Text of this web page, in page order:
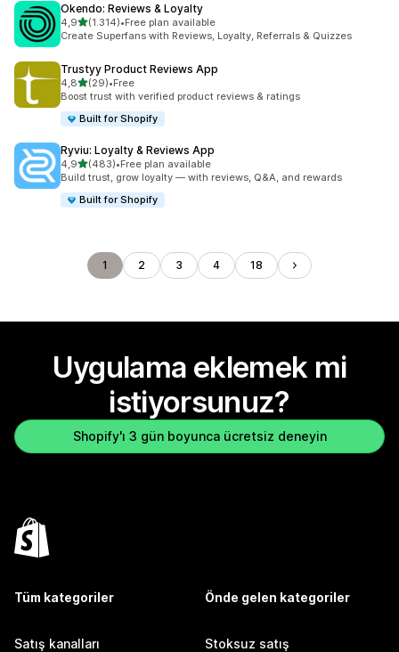
Okendo: Reviews & Loyalty
4,95 yıldız üzerinden
(1.314)
toplam 1314 değerlendirme
•Free plan available
Create Superfans with Reviews, Loyalty, Referrals & Quizzes
Trustyy Product Reviews App
4,85 yıldız üzerinden
(29)
toplam 29 değerlendirme
•Free
Boost trust with verified product reviews & ratings
Built for Shopify
Ryviu: Loyalty & Reviews App
4,95 yıldız üzerinden
(483)
toplam 483 değerlendirme
•Free plan available
Build trust, grow loyalty — with reviews, Q&A, and rewards
Built for Shopify
1 2 3 4 18
Uygulama eklemek mi
istiyorsunuz?
Shopify'ı 3 gün boyunca ücretsiz deneyin
Tüm kategoriler
Satış kanalları
Önde gelen kategoriler
Stoksuz satış